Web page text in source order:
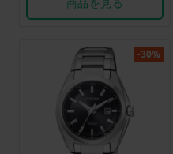
商品を見る
-30%